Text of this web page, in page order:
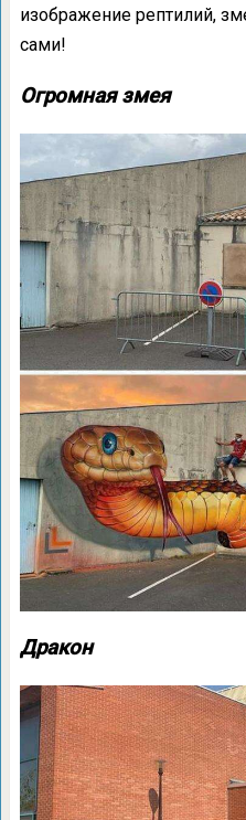
изображение рептилий,
сами!
Огромная змея
Дракон